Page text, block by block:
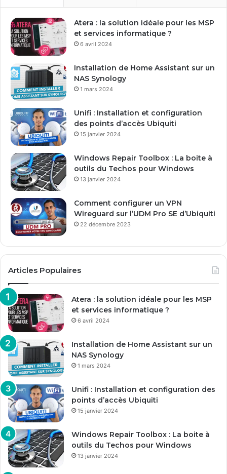
r
e
a
d
s
e
m
a
Atera : la solution idéale pour les MSP
et services informatique ?
6 avril 2024
Installation de Home Assistant sur un
NAS Synology
1 mars 2024
Unifi : Installation et configuration
des points d’accès Ubiquiti
15 janvier 2024
Windows Repair Toolbox : La boite à
outils du Techos pour Windows
13 janvier 2024
Comment configurer un VPN
Wireguard sur l’UDM Pro SE d’Ubiquiti
22 décembre 2023
Articles Populaires
Atera : la solution idéale pour les MSP
et services informatique ?
6 avril 2024
Installation de Home Assistant sur un
NAS Synology
1 mars 2024
Unifi : Installation et configuration des
points d’accès Ubiquiti
15 janvier 2024
Windows Repair Toolbox : La boite à
outils du Techos pour Windows
13 janvier 2024